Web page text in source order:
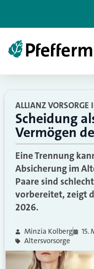
ALLIANZ
Scheidung
Vermögen
Eine Trennung
Absicherung im
Paare sind
vorbereitet, zeigt
2026.
Minzia Kolberg 15.
Altersvorsorge